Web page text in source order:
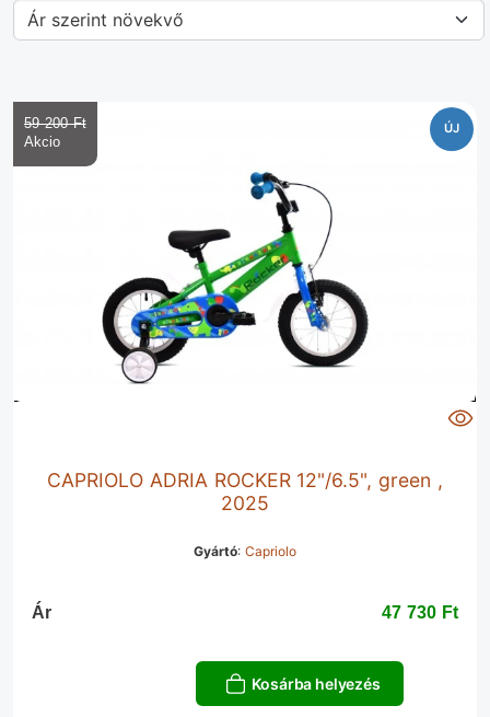
ÚJ
CAPRIOLO ADRIA ROCKER 12"/6.5", green ,
2025
Gyártó: Capriolo
59 200 Ft‎
Ár 47 730 Ft‎
Kosárba helyezés